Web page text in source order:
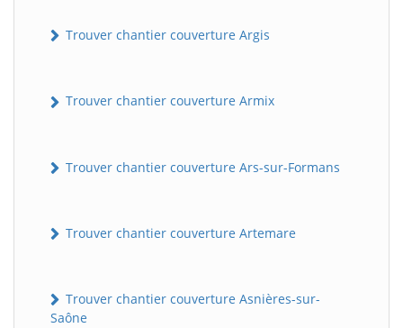
Trouver chantier couverture Argis
Trouver chantier couverture Armix
Trouver chantier couverture Ars-sur-Formans
Trouver chantier couverture Artemare
Trouver chantier couverture Asnières-sur-
Saône